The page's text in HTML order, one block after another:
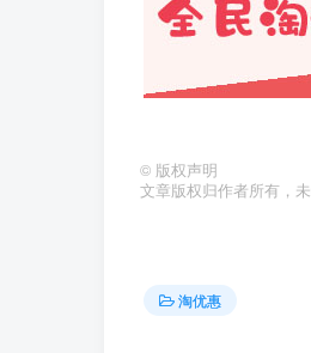
© 版权声明
文章版权归作者所有，未
淘优惠